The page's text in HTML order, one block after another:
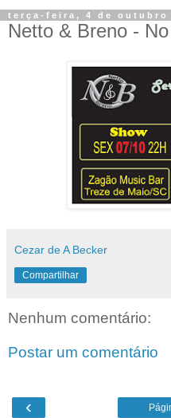
terça-feira, 4 de outubro
Netto & Breno -
Cezar de A Becker
Compartilhar
Nenhum comentário:
Postar um comentário
‹